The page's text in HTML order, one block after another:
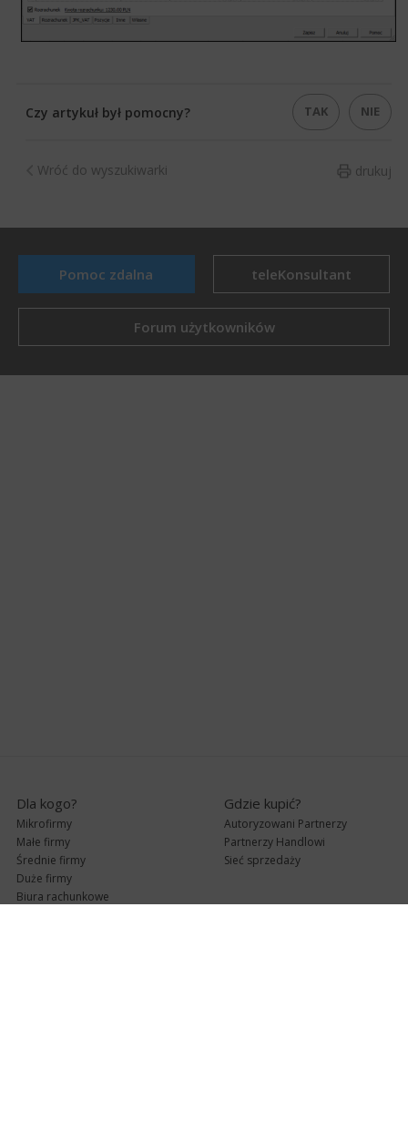
Czy artykuł był pomocny? TAK NIE
drukuj
Wróć do wyszukiwarki
Pomoc zdalna teleKonsultant
Forum użytkowników
Dla kogo?
Mikrofirmy
Małe firmy
Średnie firmy
Duże firmy
Biura rachunkowe
Gdzie kupić?
Autoryzowani Partnerzy
Partnerzy Handlowi
Sieć sprzedaży